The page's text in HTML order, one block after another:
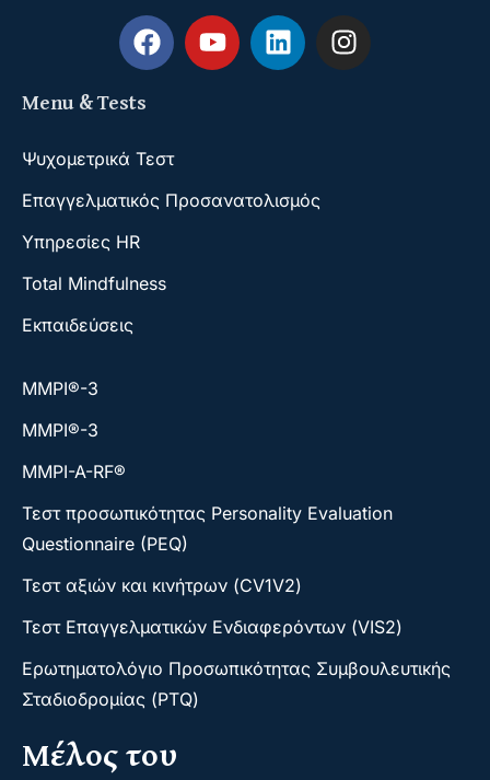
Menu & Tests
Ψυχομετρικά Τεστ
Επαγγελματικός Προσανατολισμός
Υπηρεσίες HR
Total Mindfulness
Εκπαιδεύσεις
ΜΜΡΙ®-3
ΜΜΡΙ®-3
MMPI-A-RF®
Τεστ προσωπικότητας Personality Evaluation
Questionnaire (PEQ)
Τεστ αξιών και κινήτρων (CV1V2)
Τεστ Επαγγελματικών Ενδιαφερόντων (VIS2)
Ερωτηματολόγιο Προσωπικότητας Συμβουλευτικής
Σταδιοδρομίας (PTQ)
Μέλος του